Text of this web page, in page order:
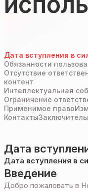
Дата вступления в
Обязанности
Отсутствие
контент
Интеллектуальная
Ограничение
Применимое право
Контакты
Дата
Дата вступления в
Введение
Добро пожаловать в